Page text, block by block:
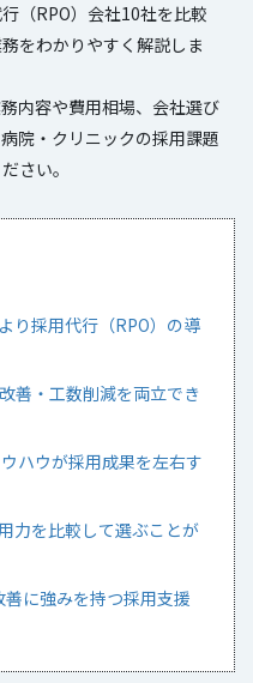
（RPO）会社10社を比較
をわかりやすく解説しま
内容や費用相場、会社選び
院・クリニックの採用課題
さい。
り採用代行（RPO）の導
善・工数削減を両立でき
ハウが採用成果を左右す
力を比較して選ぶことが
に強みを持つ採用支援